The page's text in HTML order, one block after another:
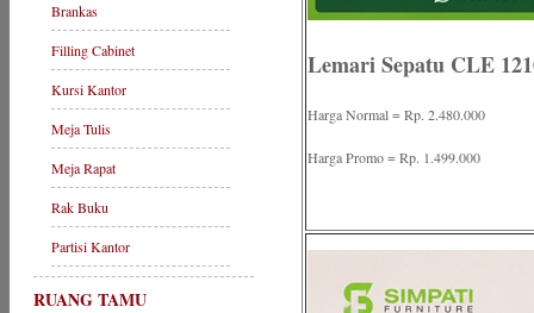
Brankas
Filling Cabinet
Kursi Kantor
Meja Tulis
Meja Rapat
Rak Buku
Partisi Kantor
RUANG TAMU
Lemari Sepatu CLE
Harga Normal = Rp. 2.480.000
Harga Promo = Rp. 1.499.000